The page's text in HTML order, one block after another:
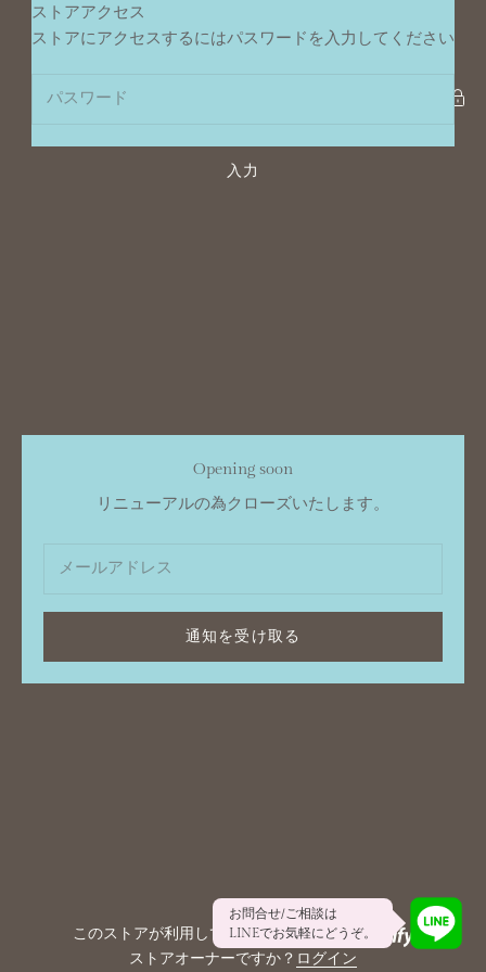
コンテンツへスキップ
ストアアクセス
ストアにアクセスするにはパスワードを入力してください
入力
Opening soon
リニューアルの為クローズいたします。
通知を受け取る
このストアが利用しているシステムは
ストアオーナーですか？ ログイン
お問合せ/ご相談は
LINEでお気軽にどうぞ。